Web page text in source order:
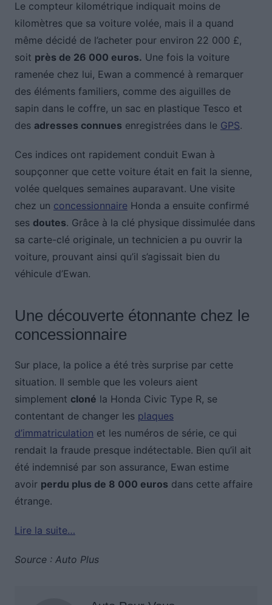
Le compteur kilométrique indiquait moins de
kilomètres que sa voiture volée, mais il a quand
même décidé de l’acheter pour environ 22 000 £,
soit près de 26 000 euros. Une fois la voiture
ramenée chez lui, Ewan a commencé à remarquer
des éléments familiers, comme des aiguilles de
sapin dans le coffre, un sac en plastique Tesco et
des adresses connues enregistrées dans le GPS.
Ces indices ont rapidement conduit Ewan à
soupçonner que cette voiture était en fait la sienne,
volée quelques semaines auparavant. Une visite
chez un concessionnaireHonda a ensuite confirmé
ses doutes. Grâce à la clé physique dissimulée dans
sa carte-clé originale, un technicien a pu ouvrir la
voiture, prouvant ainsi qu’il s’agissait bien du
véhicule d’Ewan.
Une découverte étonnante chez le
concessionnaire
Sur place, la police a été très surprise par cette
situation. Il semble que les voleurs aient
simplement cloné la Honda Civic Type R, se
contentant de changer les plaques
d’immatriculation et les numéros de série, ce qui
rendait la fraude presque indétectable. Bien qu’il ait
été indemnisé par son assurance, Ewan estime
avoir perdu plus de 8 000 euros dans cette affaire
étrange.
Lire la suite…
Source : Auto Plus